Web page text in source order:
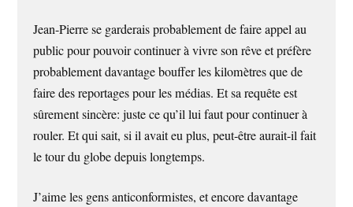
Jean-Pierre se garderais probablement de faire appel au
public pour pouvoir continuer à vivre son rêve et préfère
probablement davantage bouffer les kilomètres que de
faire des reportages pour les médias. Et sa requête est
sûrement sincère: juste ce qu’il lui faut pour continuer à
rouler. Et qui sait, si il avait eu plus, peut-être aurait-il fait
le tour du globe depuis longtemps.
J’aime les gens anticonformistes, et encore davantage